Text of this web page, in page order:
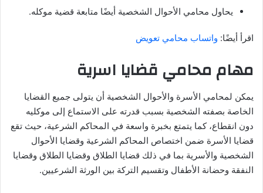
يحاول محامي الأحوال الشخصية أيضًا متابعة قضية موكله.
اقرأ أيضًا: واتساب محامي تعويض
مهام محامي قضايا اسرية
يمكن لمحامي الأسرة والأحوال الشخصية أن يتولى جميع القضايا
الخاصة بصفته الشخصية بسبب قدرته على الاستماع إلى موكليه
دون انقطاع، كما يتمتع بخبرة واسعة في المحاكم الشرعية، حيث تقع
قضايا الأسرة ضمن اختصاص المحاكم الشرعية وقضايا الأحوال
الشخصية والأسرية بما في ذلك قضايا الطلاق وقضايا الطلاق وقضايا
النفقة وحضانة الأطفال وتقسيم التركة بين الورثة الشرعيين.